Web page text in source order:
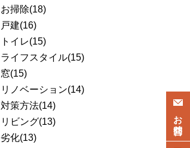
お掃除(18)
戸建(16)
トイレ(15)
ライフスタイル(15)
窓(15)
リノベーション(14)
対策方法(14)
リビング(13)
劣化(13)
お問合せ